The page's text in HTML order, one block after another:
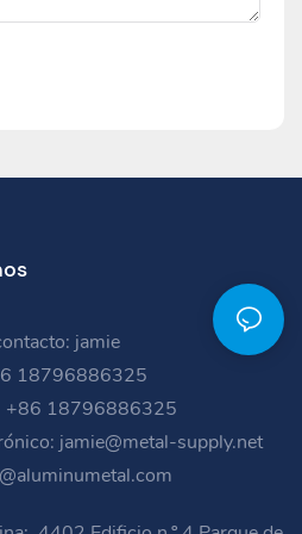
jamie
18796886325
+86 18796886325
jamie@metal-supply.net